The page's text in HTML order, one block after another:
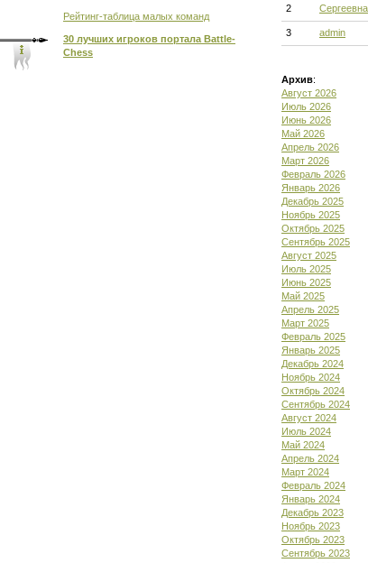
Рейтинг-таблица малых команд
30 лучших игроков портала Battle-
Chess
2 Сергеевна
3 admin
Архив:
Август 2026
Июль 2026
Июнь 2026
Май 2026
Апрель 2026
Март 2026
Февраль 2026
Январь 2026
Декабрь 2025
Ноябрь 2025
Октябрь 2025
Сентябрь 2025
Август 2025
Июль 2025
Июнь 2025
Май 2025
Апрель 2025
Март 2025
Февраль 2025
Январь 2025
Декабрь 2024
Ноябрь 2024
Октябрь 2024
Сентябрь 2024
Август 2024
Июль 2024
Май 2024
Апрель 2024
Март 2024
Февраль 2024
Январь 2024
Декабрь 2023
Ноябрь 2023
Октябрь 2023
Сентябрь 2023